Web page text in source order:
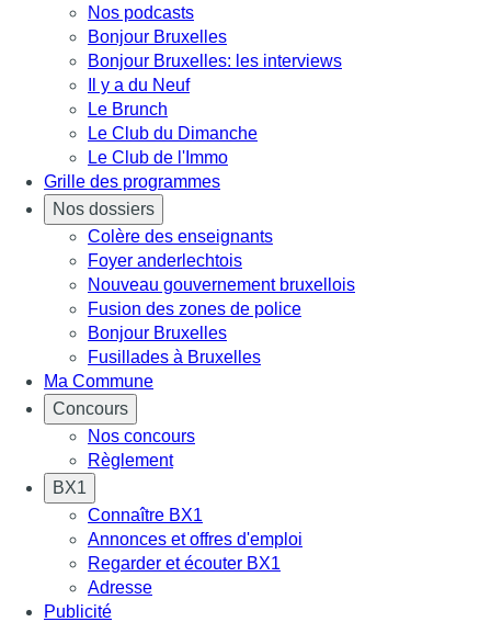
Nos podcasts
Bonjour Bruxelles
Bonjour Bruxelles: les interviews
Il y a du Neuf
Le Brunch
Le Club du Dimanche
Le Club de l'Immo
Grille des programmes
Nos dossiers
Colère des enseignants
Foyer anderlechtois
Nouveau gouvernement bruxellois
Fusion des zones de police
Bonjour Bruxelles
Fusillades à Bruxelles
Ma Commune
Concours
Nos concours
Règlement
BX1
Connaître BX1
Annonces et offres d'emploi
Regarder et écouter BX1
Adresse
Publicité